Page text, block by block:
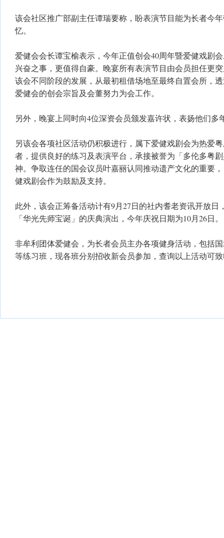
该会社区推广部副主任谭瑞要称，盼表演节目能为长者今
忆。
爱健会会长谭宝榆表示，今年正值创会40周年暨爱健戏剧
兴奋之事，更值得自豪。晚宴所有表演节目由会员担任更
该会不同阶段的发展，从最初租借场地至最终自置会所，
爱健会的创会宗旨及会董努力为会工作。
另外，晚宴上同时向4位深资会员颁发嘉许状，表扬他们多
另该会各项社区活动仍积极进行，属下爱健戏剧会为热爱
者，提供良好的练习及表演平台，承接被誉为「多伦多粤
神。争取连任的国会议员叶嘉丽认同推动遗产文化的重要
健戏剧会作为鼓励及支持。
此外，该会正筹备活动计有9月27日的社内耆老资讯开放日
「华光先师宝诞」的庆典演出，今年庆祝日期为10月26日。
非牟利团体爱健会，为长者会员主办各项健身活动，包括
等练习班，现各班分别招收新会员参加，查询以上活动可致